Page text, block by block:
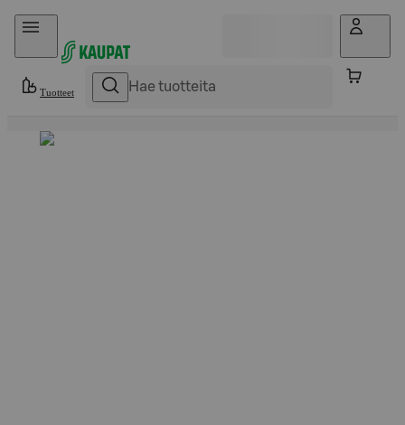
Hyppää sisältöön
Tuotteet